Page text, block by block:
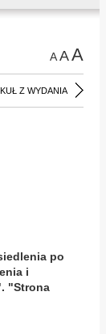
AAA
Z WYDANIA
po
i
"Strona